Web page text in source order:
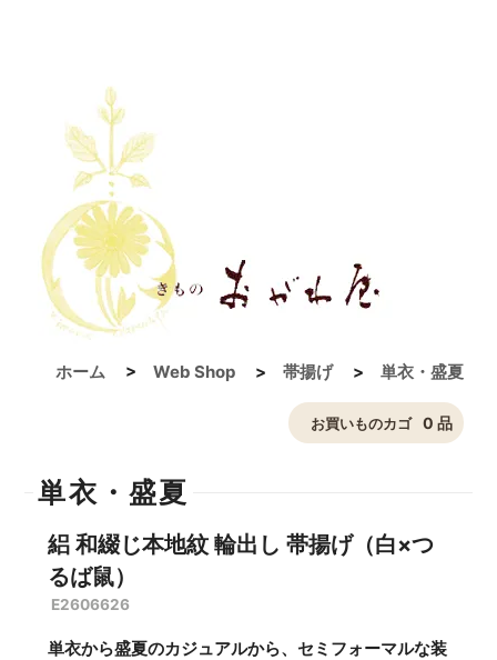
ホーム > Web Shop > 帯揚げ > 単衣・盛夏
お買いものカゴ 0 品
単衣・盛夏
絽 和綴じ本地紋 輪出し 帯揚げ（白×つ
るば鼠）
E2606626
単衣から盛夏のカジュアルから、セミフォーマルな装